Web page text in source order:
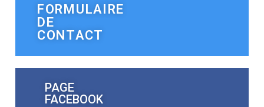
FORMULAIRE
DE
CONTACT
PAGE
FACEBOOK